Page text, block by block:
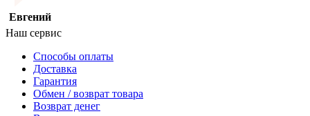
Евгений
Наш сервис
Способы оплаты
Доставка
Гарантия
Обмен / возврат товара
Возврат денег